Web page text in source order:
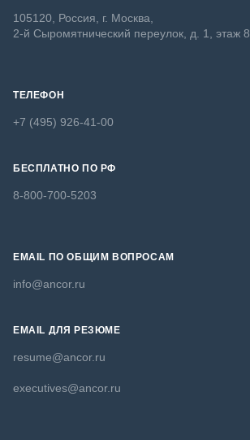
105120, Россия, г. Москва,
2-й Сыромятнический переулок, д. 1, этаж 8
ТЕЛЕФОН
+7 (495) 926-41-00
БЕСПЛАТНО ПО РФ
8-800-700-5203
EMAIL ПО ОБЩИМ ВОПРОСАМ
info@ancor.ru
EMAIL ДЛЯ РЕЗЮМЕ
resume@ancor.ru
executives@ancor.ru